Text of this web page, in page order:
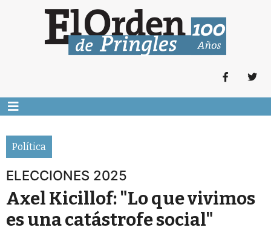
Política
ELECCIONES 2025
Axel Kicillof: "Lo que vivimos
es una catástrofe social"